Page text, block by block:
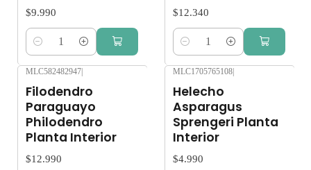
$9.990
Cantidad
$12.340
Cantidad
MLC582482947|
Filodendro
Paraguayo
Philodendro
Planta Interior
$12.990
MLC1705765108|
Helecho
Asparagus
Sprengeri Planta
Interior
$4.990